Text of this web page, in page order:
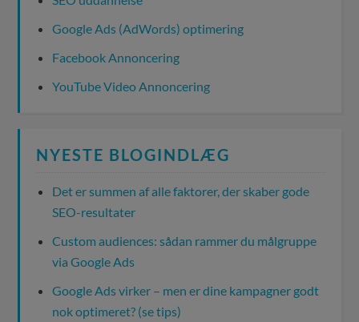
Google Ads (AdWords) optimering
Facebook Annoncering
YouTube Video Annoncering
NYESTE BLOGINDLÆG
Det er summen af alle faktorer, der skaber gode
SEO-resultater
Custom audiences: sådan rammer du målgruppe
via Google Ads
Google Ads virker – men er dine kampagner godt
nok optimeret? (se tips)